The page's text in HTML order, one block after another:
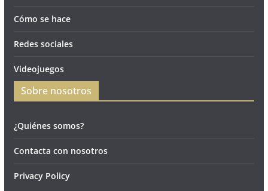
Cómo se hace
Redes sociales
Videojuegos
Sobre nosotros
¿Quiénes somos?
Contacta con nosotros
Privacy Policy